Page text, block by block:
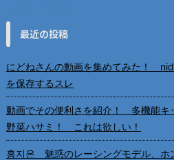
最近の投稿
にどねさんの動画を集めてみた！
を保存するスレ
動画でその便利さを紹介！ 多機能キ
野菜ハサミ！ これは欲しい！
홍지은 魅惑のレーシングモデル、ホ